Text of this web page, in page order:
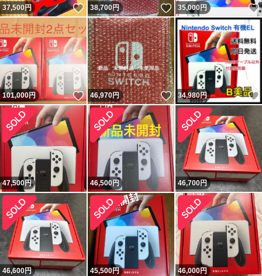
37,500円 いいね！
38,700円 いいね！
35,000円
101,000円 いいね！
46,970円 いいね！
34,980円
47,500円 46,500円 46,700円
46,600円 45,500円 46,000円